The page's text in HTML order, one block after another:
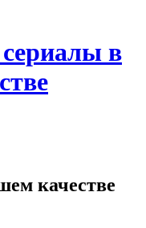
в
качестве